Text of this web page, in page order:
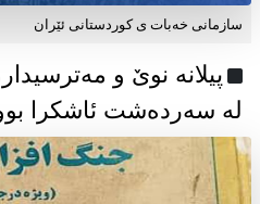
سازمانی خەبات ی كوردستانی ئێران
پیلانە نوێ و
لە سەردەشت ئاشکرا